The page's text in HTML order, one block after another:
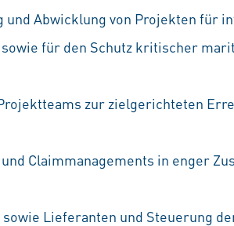
Abwicklung von Projekten für
für den Schutz kritischer
zur zielgerichteten
Claimmanagements in enger
Lieferanten und Steuerung